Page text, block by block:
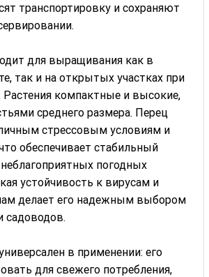
транспортировку и сохраняют
для выращивания как в
так и на открытых участках при
Растения компактные и высокие,
среднего размера. Перец
стрессовым условиям и
обеспечивает стабильный
погодных
устойчивость к вирусам и
делает его надежным выбором
садоводов.
в применении: его
для свежего потребления,